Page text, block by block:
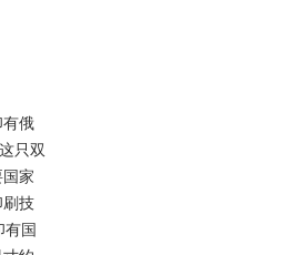
有俄
只双
家
刷技
有国